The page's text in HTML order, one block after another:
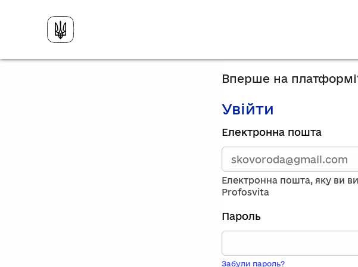
Вперше на
Увійти
Зареєструйтесь,
використавши
електронну
адресу
та
пароль.
Якщо
вас
немає
запису,
Електронна пошта
Електронна пошта, яку ви
Profosvita
Пароль
Забули пароль?